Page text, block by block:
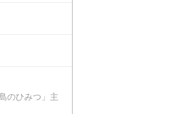
のひみつ」主